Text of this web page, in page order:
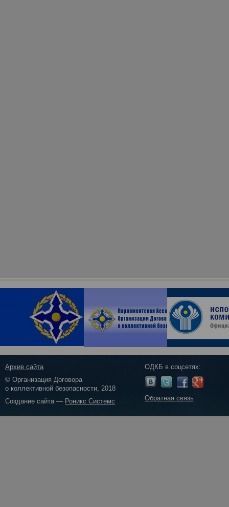
Архив сайта
© Организация Договора
о коллективной безопасности, 2018
Создание сайта — Роникс Системс
ОДКБ в соцсетях:
Обратная связь